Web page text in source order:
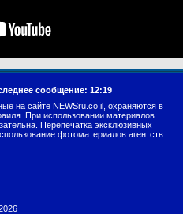
сообщение: 12:19
на сайте NEWSru.co.il, охраняются в
При использовании материалов
Перепечатка эксклюзивных
фотоматериалов агентств